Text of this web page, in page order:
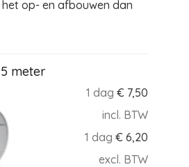
op- en afbouwen dan
meter
1 dag € 7,50
incl. BTW
1 dag € 6,20
excl. BTW